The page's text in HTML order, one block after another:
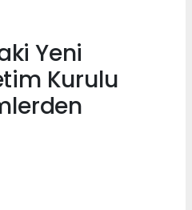
Yeni
Kurulu